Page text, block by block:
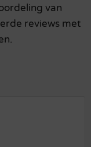
van
reviews met